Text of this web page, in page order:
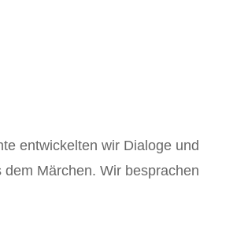
entwickelten wir Dialoge und
Märchen. Wir besprachen